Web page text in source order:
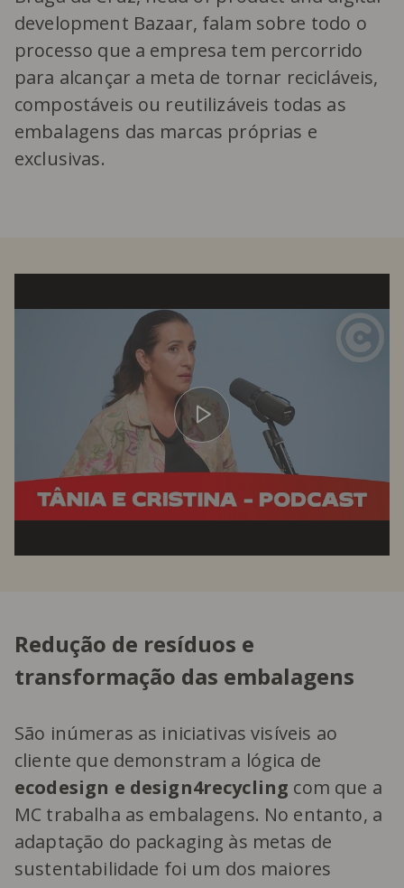
development Bazaar, falam sobre todo o
processo que a empresa tem percorrido
para alcançar a meta de tornar recicláveis,
compostáveis ou reutilizáveis todas as
embalagens das marcas próprias e
exclusivas.
Redução de resíduos e
transformação das embalagens
São inúmeras as iniciativas visíveis ao
cliente que demonstram a lógica de
ecodesign e design4recycling com que a
MC trabalha as embalagens. No entanto, a
adaptação do packaging às metas de
sustentabilidade foi um dos maiores